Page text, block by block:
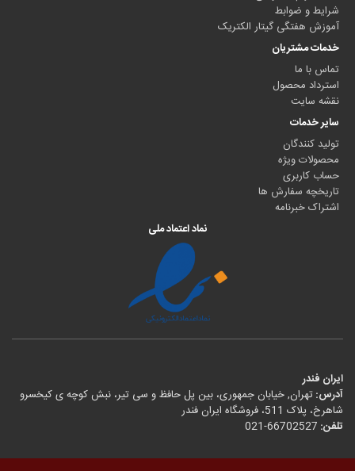
شرایط و ضوابط
آموزش هفتگی گیتار الکتریک
خدمات مشتریان
تماس با ما
استرداد محصول
نقشه سایت
سایر خدمات
تولید کنندگان
محصولات ویژه
حساب کاربری
تاریخچه سفارش ها
اشتراک خبرنامه
نماد اعتماد ملی
ایران فندر
آدرس: تهران, خیابان جمهوری، بین پل حافظ و سی تیر، نبش کوچه ی کیخسرو
شاهرخ، پلاک 511، فروشگاه ایران فندر
تلفن: 021-66702527